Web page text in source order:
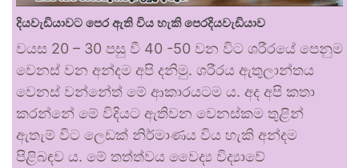
දියවැඩියාවට පෙර ඇති විය හැකි පෙරදියවැඩියාව
වයස 20 – 30 පසු වී 40 -50 වන විට ශරීරයේ පෙනුම
වෙනස් වන අන්දම අපි දනිමු. ශරීරය ඇතුලාන්තය
වෙනස් වන්නේත් මේ ආකාරයටම ය. අද අපි කතා
කරන්නේ මේ විදියට ඇතිවන වෙනස්කම තුළින්
ඇතැම් විට ලෙඩක් නිර්මාණය විය හැකි අන්දම
පිළිබඳව ය. මේ තත්ත්වය වෛද්‍ය විද්‍යාවේ